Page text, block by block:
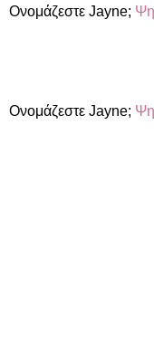
Ονομάζεστε Jayne;
Ονομάζεστε Jayne;